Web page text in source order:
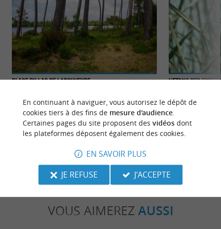
Plage du Lac de Labouheyre
Labouheyre est un petit village, où il fait bon
vivre, loin de ...
5,8 km - Labouheyre
L’Etang des
des Forges est un
espace ...
11,1 km -
VOUS AIMEREZ AUSSI
En continuant à naviguer, vous autorisez le dépôt de
cookies tiers à des fins de mesure d'audience.
Certaines pages du site proposent des vidéosdont
les plateformes déposent également des cookies.
EN SAVOIR PLUS
JE REFUSE
J'ACCEPTE